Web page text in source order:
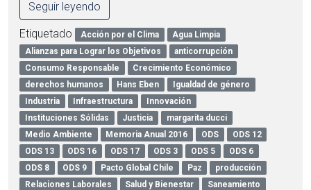
Seguir leyendo
Etiquetado Acción por el Clima
Agua Limpia
Alianzas para Lograr los Objetivos
anticorrupción
Consumo Responsable
Crecimiento Económico
derechos humanos
Hans Eben
Igualdad de género
Industria
Infraestructura
Innovación
Instituciones Sólidas
Justicia
margarita ducci
Medio Ambiente
Memoria Anual 2016 ODS
ODS 12
ODS 13
ODS 16 ODS 17 ODS 3 ODS 5
ODS 6
ODS 8
ODS 9 Pacto Global Chile Paz
producción
Relaciones Laborales
Salud y Bienestar
Saneamiento